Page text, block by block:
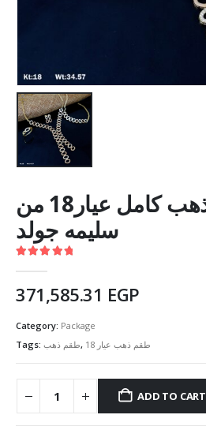
طقم ذهب كامل عيار18 من
سليمه جولد
371,585.31 EGP
Category: Package
Tags: طقم ذهب, طقم ذهب عيار 18
ADD TO CART